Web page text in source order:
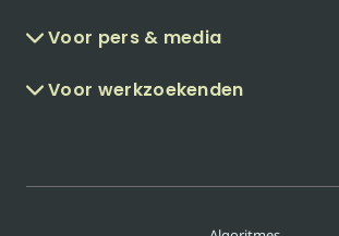
Voor pers & media
Voor werkzoekenden